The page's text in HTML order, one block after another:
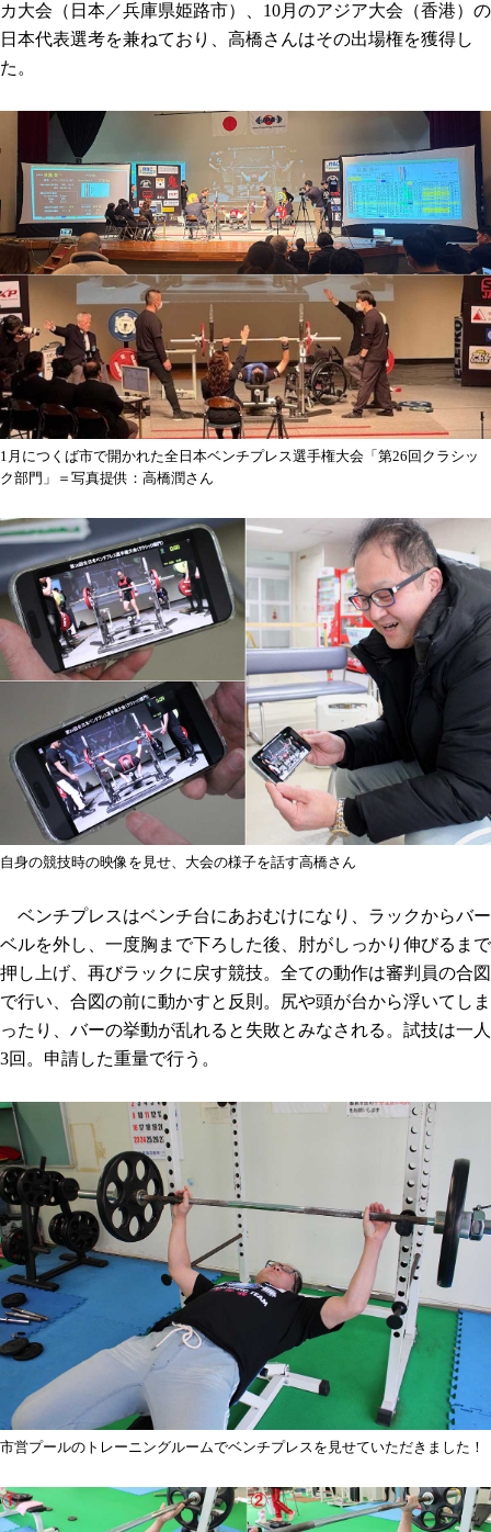
カ大会（日本／兵庫県姫路市）、10月のアジア大会（香港）の
日本代表選考を兼ねており、高橋さんはその出場権を獲得し
た。
1月につくば市で開かれた全日本ベンチプレス選手権大会「第26回クラシッ
ク部門」＝写真提供：高橋潤さん
自身の競技時の映像を見せ、大会の様子を話す高橋さん
ベンチプレスはベンチ台にあおむけになり、ラックからバー
ベルを外し、一度胸まで下ろした後、肘がしっかり伸びるまで
押し上げ、再びラックに戻す競技。全ての動作は審判員の合図
で行い、合図の前に動かすと反則。尻や頭が台から浮いてしま
ったり、バーの挙動が乱れると失敗とみなされる。試技は一人
3回。申請した重量で行う。
市営プールのトレーニングルームでベンチプレスを見せていただきました！